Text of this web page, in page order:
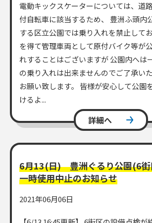
ご利用について 各種申請
電動キックスケーターについては、道
付自転車に該当するため、 豊洲ふ頭内
する区立公園では乗り入れを禁止して
を得て管理車両として原付バイク等が
れすることはございますが 公園内へは
の乗り入れは出来ませんのでご了承い
お願い致します。 皆様が安心して公園
けるよ...
詳細へ
6月13(日) 豊洲ぐるり公園(6
一時使用中止のお知らせ
2021年06月06日